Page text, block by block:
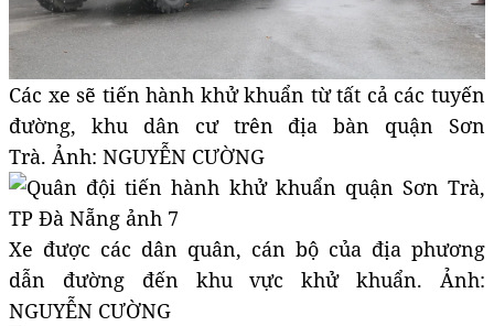
Các xe sẽ tiến hành khử khuẩn từ tất cả các tuyến
đường, khu dân cư trên địa bàn quận Sơn
Trà. Ảnh: NGUYỄN CƯỜNG
Xe được các dân quân, cán bộ của địa phương
dẫn đường đến khu vực khử khuẩn. Ảnh:
NGUYỄN CƯỜNG